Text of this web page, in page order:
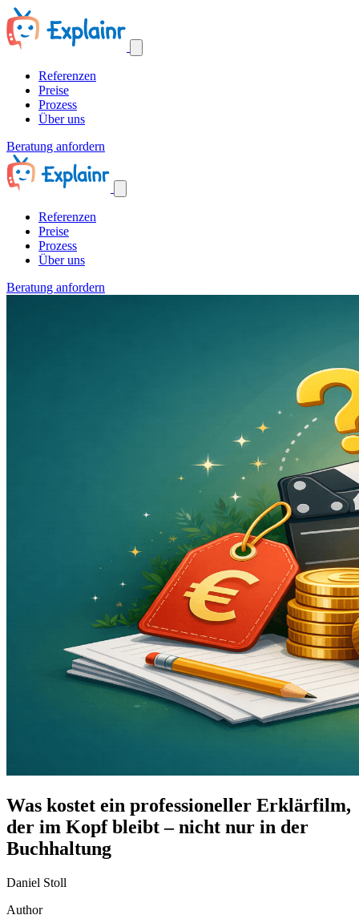
Referenzen
Preise
Prozess
Über uns
Beratung anfordern
Referenzen
Preise
Prozess
Über uns
Beratung anfordern
Was kostet ein professioneller Erklärfilm,
der im Kopf bleibt – nicht nur in der
Buchhaltung
Daniel Stoll
Author